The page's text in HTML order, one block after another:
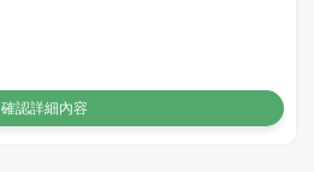
確認詳細內容